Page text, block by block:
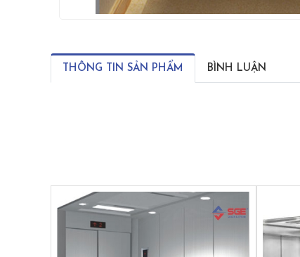
THÔNG TIN SẢN PHẨM BÌNH LUẬN